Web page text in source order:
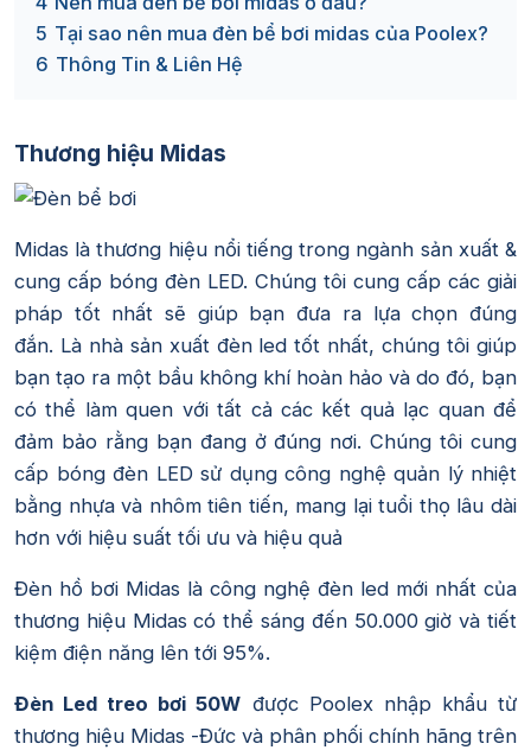
5 Tại sao nên mua đèn bể bơi midas của Poolex?
6 Thông Tin & Liên Hệ
Thương hiệu Midas
Midas là thương hiệu nổi tiếng trong ngành sản xuất &
cung cấp bóng đèn LED. Chúng tôi cung cấp các giải
pháp tốt nhất sẽ giúp bạn đưa ra lựa chọn đúng
đắn. Là nhà sản xuất đèn led tốt nhất, chúng tôi giúp
bạn tạo ra một bầu không khí hoàn hảo và do đó, bạn
có thể làm quen với tất cả các kết quả lạc quan để
đảm bảo rằng bạn đang ở đúng nơi. Chúng tôi cung
cấp bóng đèn LED sử dụng công nghệ quản lý nhiệt
bằng nhựa và nhôm tiên tiến, mang lại tuổi thọ lâu dài
hơn với hiệu suất tối ưu và hiệu quả
Đèn hồ bơi Midas là công nghệ đèn led mới nhất của
thương hiệu Midas có thể sáng đến 50.000 giờ và tiết
kiệm điện năng lên tới 95%.
Đèn Led treo bơi 50W được Poolex nhập khẩu từ
thương hiệu Midas -Đức và phân phối chính hãng trên